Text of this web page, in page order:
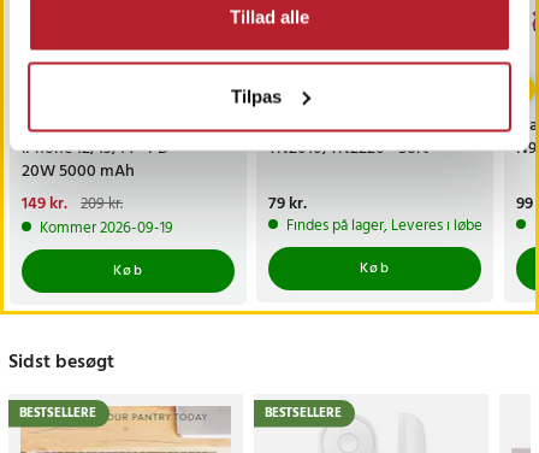
Tillad alle
Tilpas
-29%
Magnetisk powerbank til
iPhone 12/13/14 - PD
20W 5000 mAh
Nuværende pris
149 kr.Tidligere pris:
149 kr. 209 kr.
Kommer 2026-09-19
Køb
Lasertoner Brother
TN2010/TN2220 - Sort
Pris:79 kr.
79 kr.
Findes på lager, Leveres i løbet af 1-2
Køb
99
Sidst besøgt
BESTSELLERE BESTSELLERE